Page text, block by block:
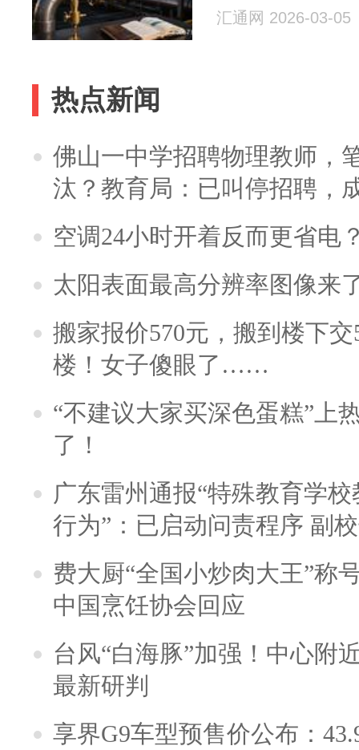
汇通网 2026-03-05
热点新闻
佛山一中学招聘物理教师，
汰？教育局：已叫停招聘，
空调24小时开着反而更省电
太阳表面最高分辨率图像来
搬家报价570元，搬到楼下
楼！女子傻眼了……
“不建议大家买深色蛋糕”上
了！
广东雷州通报“特殊教育学
行为”：已启动问责程序 副
费大厨“全国小炒肉大王”称
中国烹饪协会回应
台风“白海豚”加强！中心附
最新研判
享界G9车型预售价公布：